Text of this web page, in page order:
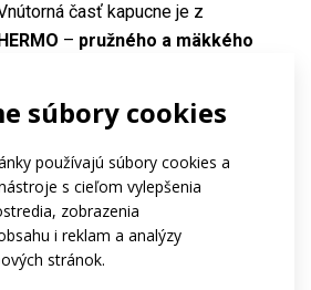
súbory cookies
používajú súbory cookies a
s cieľom vylepšenia
zobrazenia
i reklam a analýzy
stránok.
časť kapucne je z
– pružného a mäkkého
mikinu ozdobiťvýšivkou na hrudi
ktorú mikinu si vybrať? Neváhajte
telefón: 733 437 477, e-
. Ďakujeme!